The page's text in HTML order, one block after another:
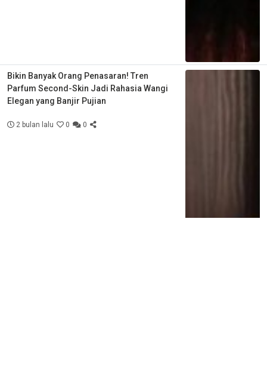
Bikin Banyak Orang Penasaran! Tren
Parfum Second-Skin Jadi Rahasia Wangi
Elegan yang Banjir Pujian
2 bulan lalu 0 0